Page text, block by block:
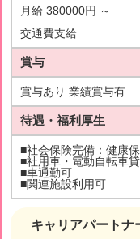
キャリアパートナ
月給 380000円 ～
交通費支給
賞与
賞与あり 業績賞与有
待遇・福利厚生
■社会保険完備：健康
■社用車・電動自転車
■車通勤可
■関連施設利用可